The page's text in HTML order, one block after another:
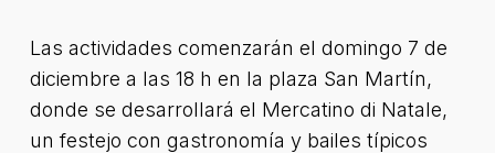
Las actividades comenzarán el domingo 7 de
diciembre a las 18 h en la plaza San Martín,
donde se desarrollará el Mercatino di Natale,
un festejo con gastronomía y bailes típicos